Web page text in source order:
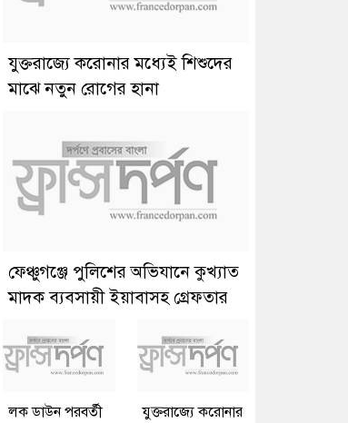
যুক্তরাজ্যে করোনার মধ্যেই শিশুদের
মাঝে নতুন রোগের হানা
ফেঞ্চুগঞ্জে পুলিশের অভিযানে কুখ্যাত
মাদক ব্যবসায়ী ইয়াবাসহ গ্রেফতার
লক ডাউন পরবর্তী
যুক্তরাজ্যে করোনার